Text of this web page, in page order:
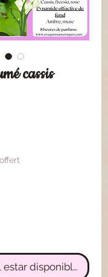
cassis
estar disponible